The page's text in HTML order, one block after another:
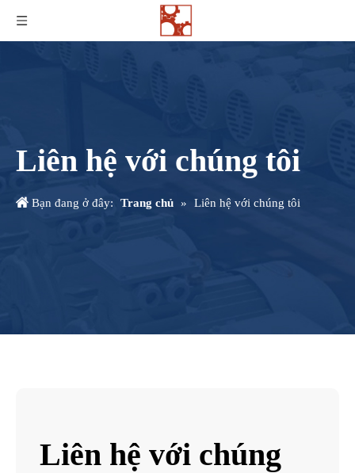
Liên hệ với chúng tôi
Bạn đang ở đây: Trang chủ » Liên hệ với chúng tôi
Liên hệ với chúng